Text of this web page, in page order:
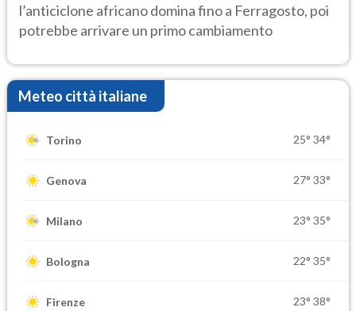
l’anticiclone africano domina fino a Ferragosto, poi
potrebbe arrivare un primo cambiamento
Meteo città italiane
Torino 25° 34°
Genova 27° 33°
Milano 23° 35°
Bologna 22° 35°
Firenze 23° 38°